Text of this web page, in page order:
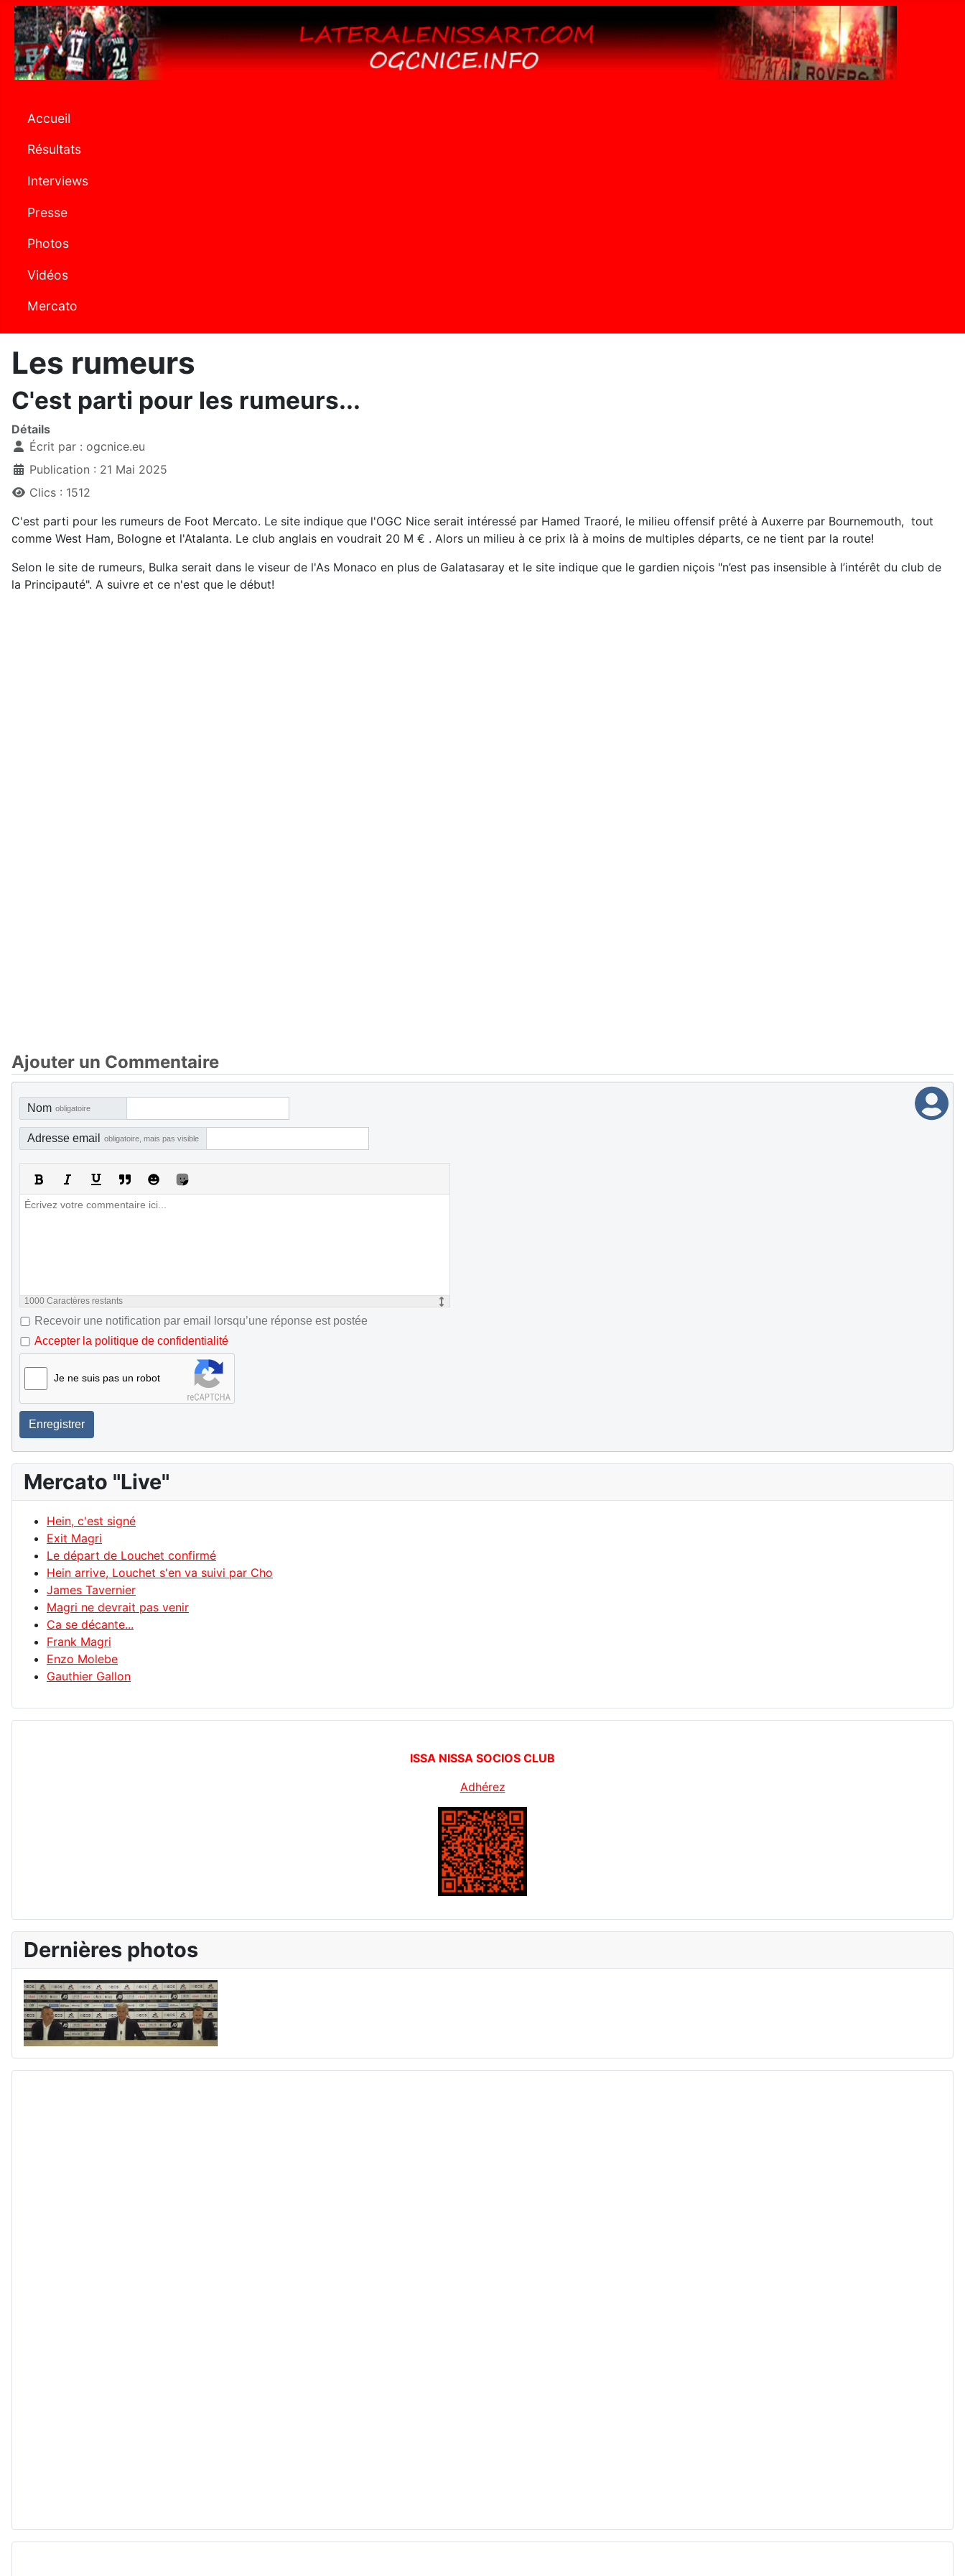
Accueil
Résultats
Interviews
Presse
Photos
Vidéos
Mercato
Les rumeurs
C'est parti pour les rumeurs...
Détails
Écrit par : ogcnice.eu
Publication : 21 Mai 2025
Clics : 1512
C'est parti pour les rumeurs de Foot Mercato. Le site indique que l'OGC Nice serait intéressé par Hamed Traoré, le milieu offensif prêté à Auxerre par Bournemouth, tout
comme West Ham, Bologne et l'Atalanta. Le club anglais en voudrait 20 M € . Alors un milieu à ce prix là à moins de multiples départs, ce ne tient par la route!
Selon le site de rumeurs, Bulka serait dans le viseur de l'As Monaco en plus de Galatasaray et le site indique que le gardien niçois "n’est pas insensible à l’intérêt du club de
la Principauté". A suivre et ce n'est que le début!
Ajouter un Commentaire
Nom obligatoire
Adresse email obligatoire, mais pas visible
1000 Caractères restants
Recevoir une notification par email lorsqu’une réponse est postée
Accepter la politique de confidentialité
Je ne suis pas un robot
Enregistrer
Mercato "Live"
Hein, c'est signé
Exit Magri
Le départ de Louchet confirmé
Hein arrive, Louchet s'en va suivi par Cho
James Tavernier
Magri ne devrait pas venir
Ca se décante...
Frank Magri
Enzo Molebe
Gauthier Gallon
ISSA NISSA SOCIOS CLUB
Adhérez
Dernières photos